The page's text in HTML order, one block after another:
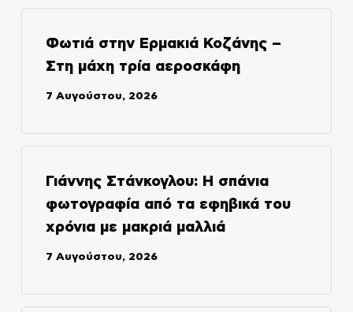
Φωτιά στην Ερμακιά Κοζάνης –
Στη μάχη τρία αεροσκάφη
7 Αυγούστου, 2026
Γιάννης Στάνκογλου: Η σπάνια
φωτογραφία από τα εφηβικά του
χρόνια με μακριά μαλλιά
7 Αυγούστου, 2026